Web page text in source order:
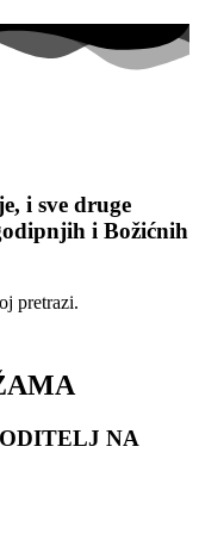
i sve druge
i Božićnih
pretrazi.
NA